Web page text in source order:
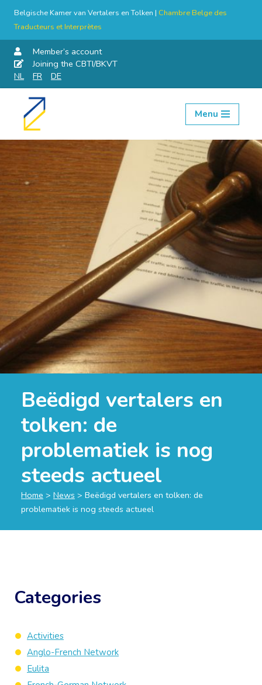
Belgische Kamer van Vertalers en Tolken | Chambre Belge des
Traducteurs et Interprètes
Member’s account
Joining the CBTI/BKVT
NL
FR DE
Skip
content
Menu
Beëdigd vertalers en
tolken: de
problematiek is nog
steeds actueel
Home > News > Beëdigd vertalers en tolken: de
problematiek is nog steeds actueel
Categories
Activities
Anglo-French Network
Eulita